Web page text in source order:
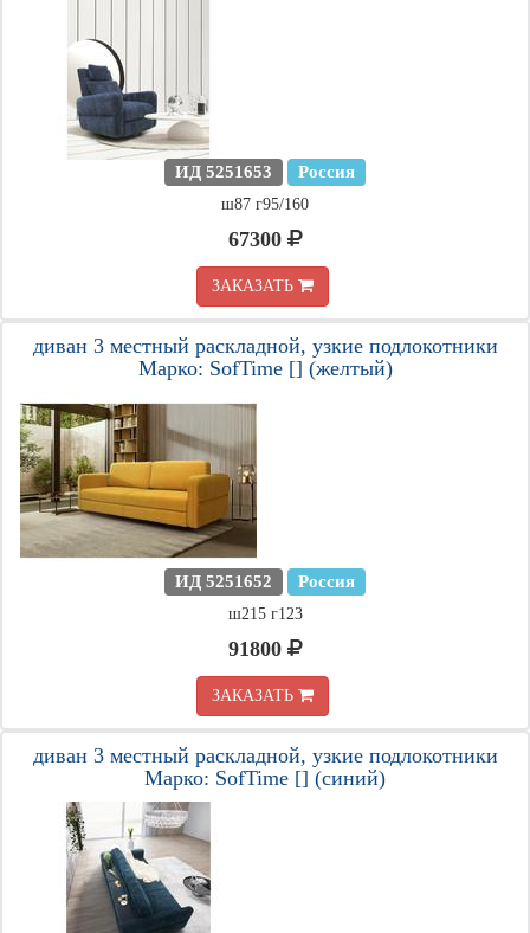
ИД 5251653 Россия
ш87 г95/160
67300
ЗАКАЗАТЬ
диван 3 местный раскладной, узкие подлокотники
Марко: SofTime [] (желтый)
ИД 5251652 Россия
ш215 г123
91800
ЗАКАЗАТЬ
диван 3 местный раскладной, узкие подлокотники
Марко: SofTime [] (синий)